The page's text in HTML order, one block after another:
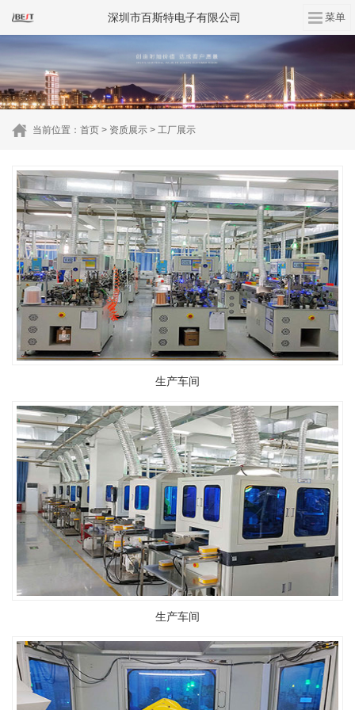
当前位置： 首页 > 资质展示 > 工厂展示
生产车间
生产车间
深圳市百斯特电子有限公司